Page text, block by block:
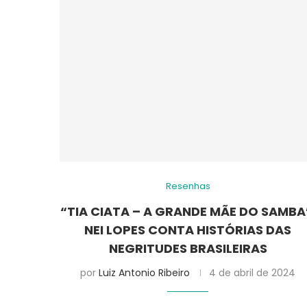
Resenhas
“TIA CIATA – A GRANDE MÃE DO
NEI LOPES CONTA HISTÓRIAS DAS
NEGRITUDES BRASILEIRAS
porLuiz Antonio Ribeiro 4 de abril de 2024